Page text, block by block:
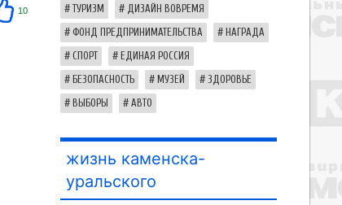
10 ТУРИЗМ ДИЗАЙН ВОВРЕМЯ
ФОНД ПРЕДПРИНИМАТЕЛЬСТВА НАГРАДА
СПОРТ ЕДИНАЯ РОССИЯ
БЕЗОПАСНОСТЬ МУЗЕЙ ЗДОРОВЬЕ
ВЫБОРЫ АВТО
жизнь каменска-
уральского